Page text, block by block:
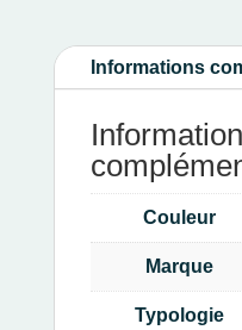
Informations
Couleur
Marque
Typologie